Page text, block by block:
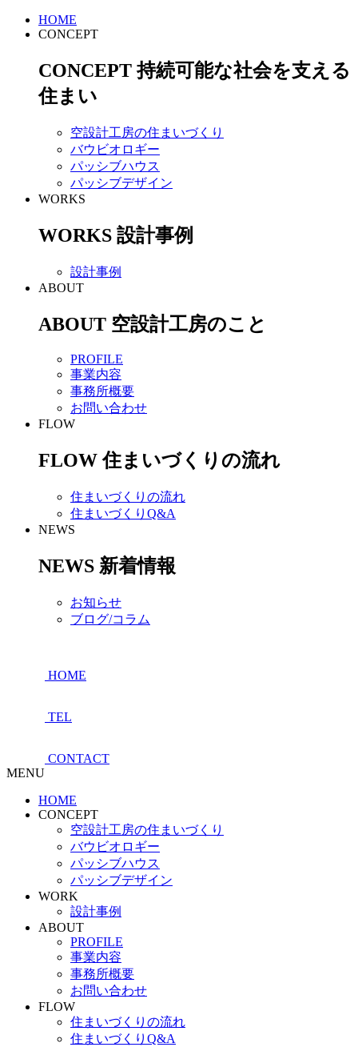
HOME
CONCEPT
CONCEPT 持続可能な社会を支える
住まい
空設計工房の住まいづくり
バウビオロギー
パッシブハウス
パッシブデザイン
WORKS
WORKS 設計事例
設計事例
ABOUT
ABOUT 空設計工房のこと
PROFILE
事業内容
事務所概要
お問い合わせ
FLOW
FLOW 住まいづくりの流れ
住まいづくりの流れ
住まいづくりQ&A
NEWS
NEWS 新着情報
お知らせ
ブログ/コラム
HOME
TEL
CONTACT
MENU
HOME
CONCEPT
空設計工房の住まいづくり
バウビオロギー
パッシブハウス
パッシブデザイン
WORK
設計事例
ABOUT
PROFILE
事業内容
事務所概要
お問い合わせ
FLOW
住まいづくりの流れ
住まいづくりQ&A